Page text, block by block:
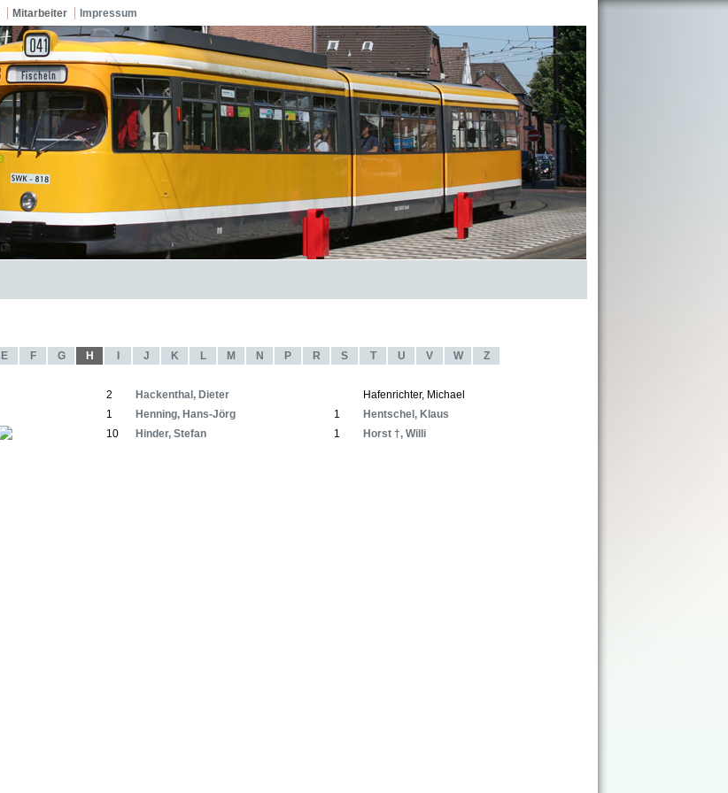
Mitarbeiter Impressum
E F G H J K L M N P R S T U V W Z
2 Hackenthal, Dieter
Hafenrichter, Michael
1 Henning, Hans-Jörg 1
Hentschel, Klaus
10 Hinder, Stefan 1 Horst †, Willi